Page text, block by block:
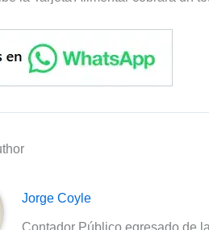
Jorge Coyle
Contador Público egresado de